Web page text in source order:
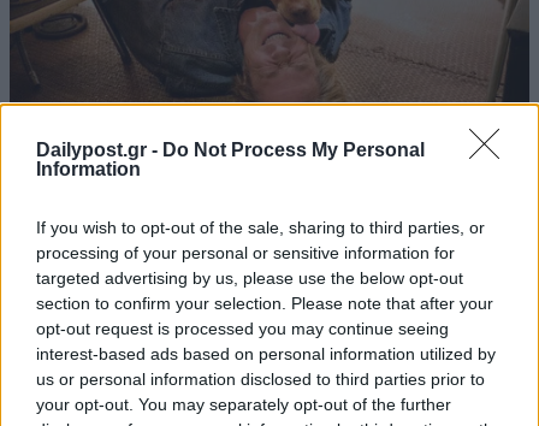
Dailypost.gr - Do Not Process My Personal
Information
If you wish to opt-out of the sale, sharing to third parties, or
processing of your personal or sensitive information for
targeted advertising by us, please use the below opt-out
section to confirm your selection. Please note that after your
opt-out request is processed you may continue seeing
interest-based ads based on personal information utilized by
us or personal information disclosed to third parties prior to
your opt-out. You may separately opt-out of the further